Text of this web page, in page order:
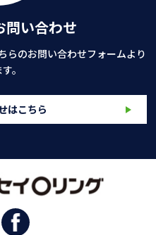
問い合わせ
らのお問い合わせフォームより
。
はこちら